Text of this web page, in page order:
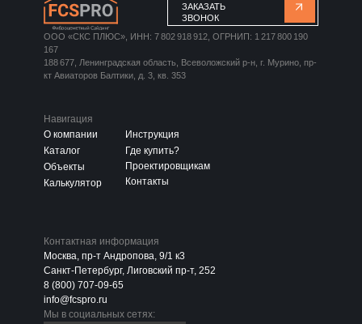
Навигация
О компании
Каталог
Объекты
Калькулятор
Инструкция
Где купить?
Проектировщикам
Контакты
Контактная информация
Москва, пр-т Андропова, 9/1 к3
Санкт-Петербург, Лиговский пр-т, 252
8 (800) 707-09-65
info@fcspro.ru
Мы в социальных сетях:
ЗАКАЗАТЬ
ЗВОНОК
ООО «СКС ПЛЮС», ИНН: 7 802 918 912, ОГРНИП: 1 217 800 190
167
188 677, Ленинградская область, Всеволожский р-н, г. Мурино, пр-
кт Авиаторов Балтики, д. 3, кв. 353